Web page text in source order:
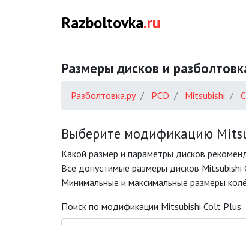
Razboltovka.ru
Размеры дисков и
Разболтовка.ру PCD Mitsubishi
Выберите модификацию
Какой размер и параметры дисков
Все допустимые размеры дисков
Минимальные и максимальные размеры
Поиск по модификации Mitsubishi Colt Plus